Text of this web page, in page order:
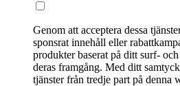
Genom att acceptera dessa
sponsrat innehåll eller
produkter baserat på ditt surf-
deras framgång. Med ditt
tjänster från tredje part på denna